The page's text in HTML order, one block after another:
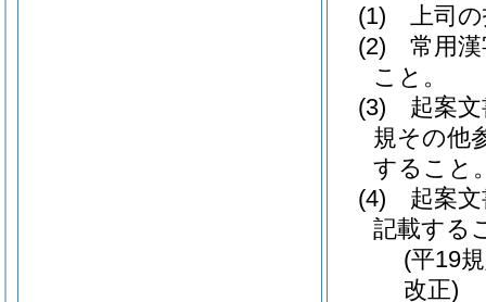
(1)
上司
(2)
常用
こと。
(3)
起案
規その他
すること
(4)
起案
記載する
(平19
改正)